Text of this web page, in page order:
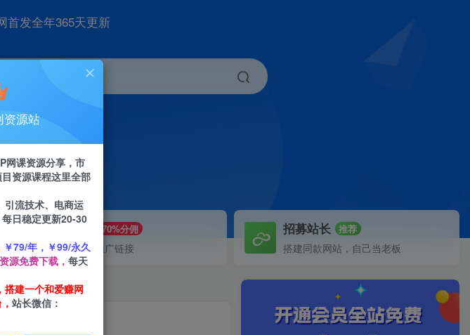
首发全年365天更新
辑 小红书
VIP推广 70%分佣
会员专属推广链接
招募站长 推荐
搭建同款网站，自己当老板
搭建
资源站
网课资源分享，市
资源课程这里全部
引流技术、电商运
日稳定更新20-30
￥79/年，￥99/永久
源免费下载， 每天
搭建一个和爱赚网
站长微信：